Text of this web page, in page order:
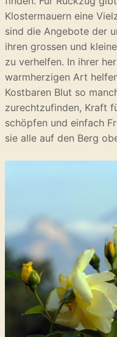
Klostermauern eine
sind die Angebote der
ihren grossen und
zu verhelfen. In ihrer
warmherzigen Art
Kostbaren Blut so
zurechtzufinden, Kraft
schöpfen und einfach
sie alle auf den Berg